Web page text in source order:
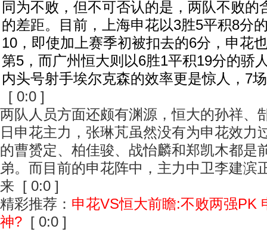
同为不败，但不可否认的是，两队不败的
的差距。目前，上海申花以3胜5平积8分
10，即使加上赛季初被扣去的6分，申花
第5，而广州恒大则以6胜1平积19分的骄
内头号射手埃尔克森的效率更是惊人，7
[ 0:0 ]
两队人员方面还颇有渊源，恒大的孙祥、
日申花主力，张琳芃虽然没有为申花效力
的曹赟定、柏佳骏、战怡麟和郑凯木都是
弟。而目前的申花阵中，主力中卫李建滨
来 [ 0:0 ]
精彩推荐： 申花VS恒大前瞻:不败两强PK
神? [ 0:0 ]